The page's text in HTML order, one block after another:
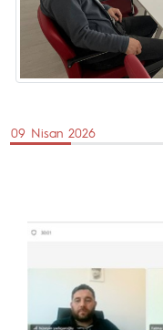
09 Nisan 2026